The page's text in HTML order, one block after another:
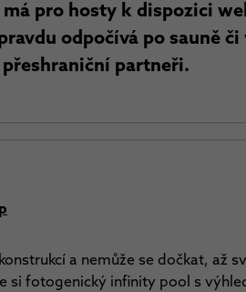
pro hosty k dispozici
odpočívá po sauně
partneři.
a nemůže se dočkat, až
si fotogenický infinity pool s